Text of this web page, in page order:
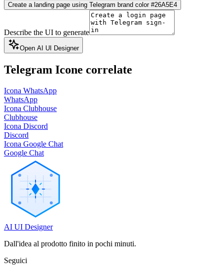
Create a landing page using Telegram brand color #26A5E4
Describe the UI to generate
Open AI UI Designer
Telegram Icone correlate
Icona WhatsApp
WhatsApp
Icona Clubhouse
Clubhouse
Icona Discord
Discord
Icona Google Chat
Google Chat
AI UI Designer
Dall'idea al prodotto finito in pochi minuti.
Seguici